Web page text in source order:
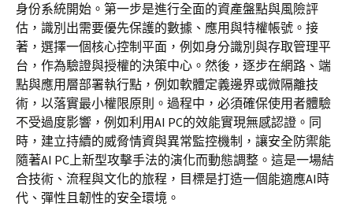
身份系統開始。第一步是進行全面的資產盤點與風險評
估，識別出需要優先保護的數據、應用與特權帳號。接
著，選擇一個核心控制平面，例如身分識別與存取管理平
台，作為驗證與授權的決策中心。然後，逐步在網路、端
點與應用層部署執行點，例如軟體定義邊界或微隔離技
術，以落實最小權限原則。過程中，必須確保使用者體驗
不受過度影響，例如利用AI PC的效能實現無感認證。同
時，建立持續的威脅情資與異常監控機制，讓安全防禦能
隨著AI PC上新型攻擊手法的演化而動態調整。這是一場結
合技術、流程與文化的旅程，目標是打造一個能適應AI時
代、彈性且韌性的安全環境。